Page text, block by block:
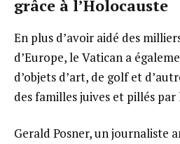
grâce à l’Holocauste
En plus d’avoir aidé des
d’Europe, le Vatican a
d’objets d’art, de golf et
des familles juives et pillés par
Gerald Posner, un journaliste